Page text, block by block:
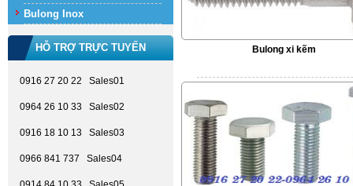
Bulong Inox
HỖ TRỢ TRỰC TUYẾN
0916 27 20 22 Sales01
0964 26 10 33 Sales02
0916 18 10 13 Sales03
0966 841 737 Sales04
Bulong xi kẽm